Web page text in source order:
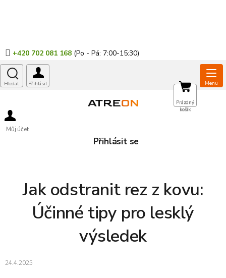
+420 702 081 168
Můj účet
Přihlásit se
NÁKUPNÍ
KOŠÍK
Prázdný
košík
Jak odstranit rez z kovu:
Účinné tipy pro lesklý
výsledek
24.4.2025